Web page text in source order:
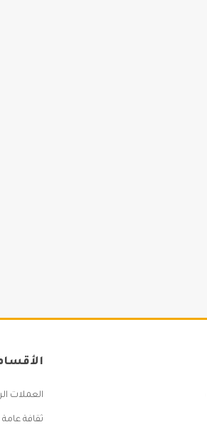
العملات
ثقافة عامة